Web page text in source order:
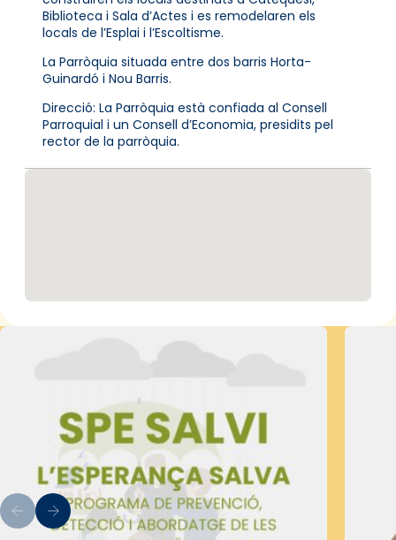
Biblioteca i Sala d’Actes i es remodelaren els
locals de l’Esplai i l’Escoltisme.
La Parròquia situada entre dos barris Horta-
Guinardó i Nou Barris.
Direcció: La Parròquia està confiada al Consell
Parroquial i un Consell d’Economia, presidits pel
rector de la parròquia.